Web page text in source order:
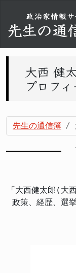
大西 健
プロフ
先生の通信簿
「大西健太郎(大
政策、経歴、選